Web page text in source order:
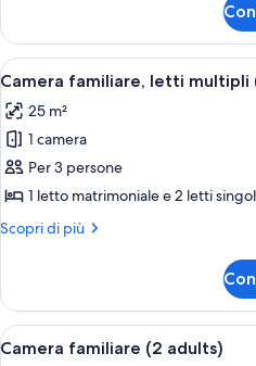
2
child)
familiare
(2
adults
child)
Apri
tutte
le
foto
per
Camera
familiare,
letti
(3
adults
1
3
Camera familiare, letti multipli
25 m²
1 camera
Per 3 persone
1 letto matrimoniale e 2 letti
Scopri di più
Altri
familiare,
letti
multipli
Apri
2
Camera familiare (2 adults)